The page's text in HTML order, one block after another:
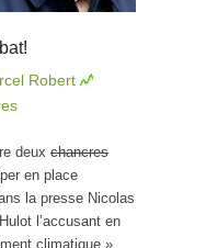
Robert
deux chancres
en place
la presse Nicolas
l’accusant en
climatique »